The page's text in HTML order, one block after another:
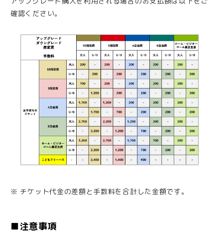
確認ください。
※ チケット代金の差額と手数料を合計した金額です。
■注意事項